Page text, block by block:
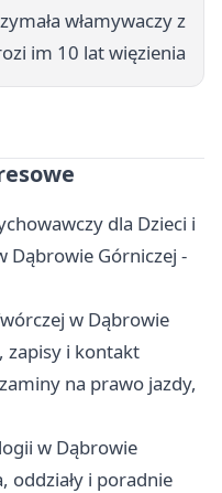
włamywaczy z
im 10 lat więzienia
dla Dzieci i
Dąbrowie Górniczej -
w Dąbrowie
zapisy i kontakt
na prawo jazdy,
w Dąbrowie
oddziały i poradnie